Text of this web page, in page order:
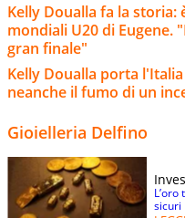
Kelly Doualla fa la
mondiali U20 di Eugene.
gran finale"
Kelly Doualla porta
neanche il fumo di un
Gioielleria Delfino
sicuri